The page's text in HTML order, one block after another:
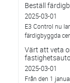
Beställ
2025-03-01
E3 Control nu
färdigbyggda
Värt att veta
2025-03-01
Från den 1